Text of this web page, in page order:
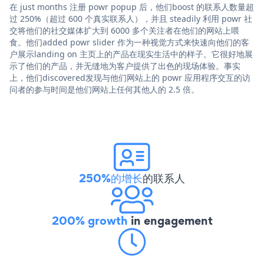
在 just months 注册 powr popup 后，他们boost 的联系人数量超
过 250%（超过 600 个真实联系人），并且 steadily 利用 powr 社
交将他们的社交媒体扩大到 6000 多个关注者在他们的网站上喂
食。他们added powr slider 作为一种视觉方式来快速向他们的客
户展示landing on 主页上的产品在现实生活中的样子。它很好地展
示了他们的产品，并无缝地为客户提供了出色的现场体验。事实
上，他们discovered发现与他们网站上的 powr 应用程序交互的访
问者的参与时间是他们网站上任何其他人的 2.5 倍。
250%的增长的联系人
200% growth in engagement